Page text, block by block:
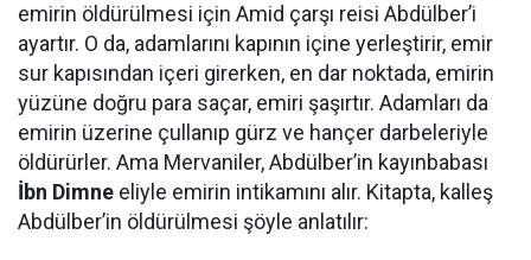
emirin öldürülmesi için Amid çarşı reisi Abdülber’i
ayartır. O da, adamlarını kapının içine yerleştirir, emir
sur kapısından içeri girerken, en dar noktada, emirin
yüzüne doğru para saçar, emiri şaşırtır. Adamları da
emirin üzerine çullanıp gürz ve hançer darbeleriyle
öldürürler. Ama Mervaniler, Abdülber’in kayınbabası
İbn Dimne eliyle emirin intikamını alır. Kitapta, kalleş
Abdülber’in öldürülmesi şöyle anlatılır: